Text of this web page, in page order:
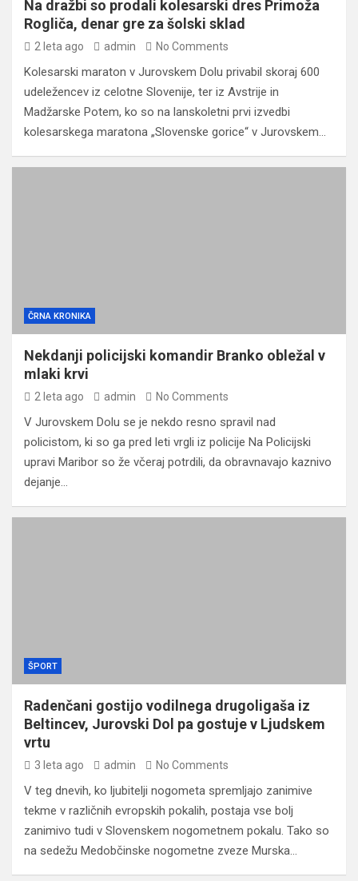
Na dražbi so prodali kolesarski dres Primoža
Rogliča, denar gre za šolski sklad
2 leta ago admin No Comments
Kolesarski maraton v Jurovskem Dolu privabil skoraj 600
udeležencev iz celotne Slovenije, ter iz Avstrije in
Madžarske Potem, ko so na lanskoletni prvi izvedbi
kolesarskega maratona „Slovenske gorice“ v Jurovskem…
ČRNA KRONIKA
Nekdanji policijski komandir Branko obležal v
mlaki krvi
2 leta ago admin No Comments
V Jurovskem Dolu se je nekdo resno spravil nad
policistom, ki so ga pred leti vrgli iz policije Na Policijski
upravi Maribor so že včeraj potrdili, da obravnavajo kaznivo
dejanje…
ŠPORT
Radenčani gostijo vodilnega drugoligaša iz
Beltincev, Jurovski Dol pa gostuje v Ljudskem
vrtu
3 leta ago admin No Comments
V teg dnevih, ko ljubitelji nogometa spremljajo zanimive
tekme v različnih evropskih pokalih, postaja vse bolj
zanimivo tudi v Slovenskem nogometnem pokalu. Tako so
na sedežu Medobčinske nogometne zveze Murska…